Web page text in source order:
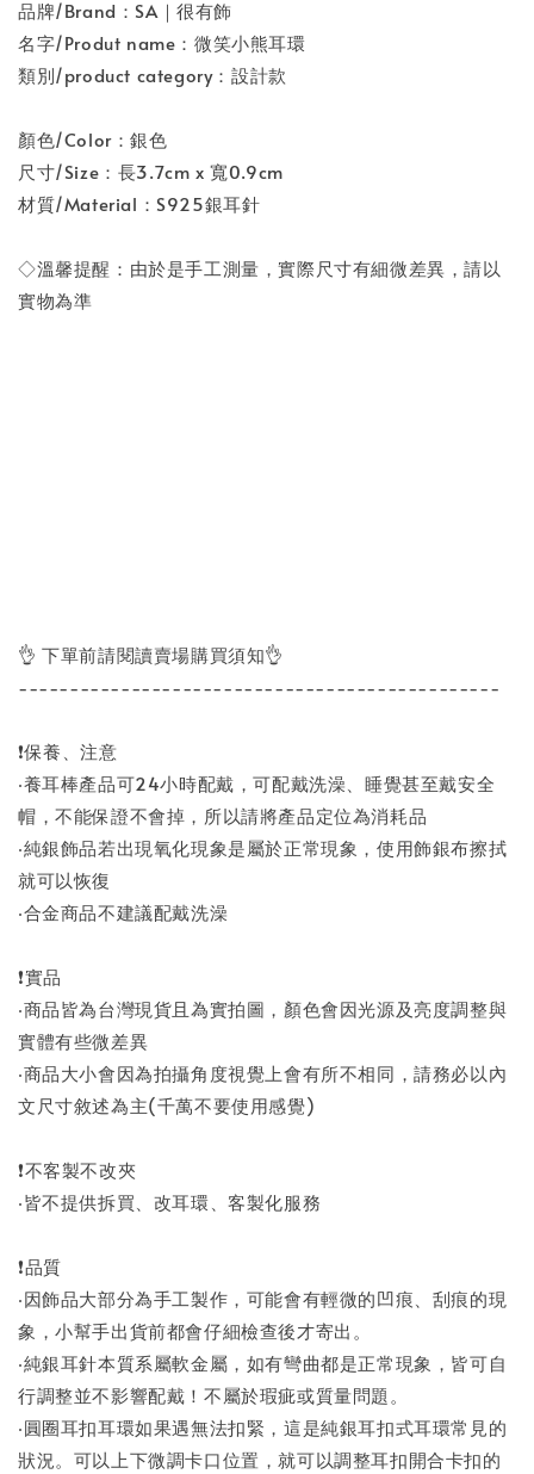
品牌/Brand：SA｜很有飾
名字/Produt name：微笑小熊耳環
類別/product category：設計款
顏色/Color：銀色
尺寸/Size：長3.7cm x 寬0.9cm
材質/Material：S925銀耳針
◇溫馨提醒：由於是手工測量，實際尺寸有細微差異，請以
實物為準
👌 下單前請閱讀賣場購買須知👌
-----------------------------------------------
❗保養、注意
‧養耳棒產品可24小時配戴，可配戴洗澡、睡覺甚至戴安全
帽，不能保證不會掉，所以請將產品定位為消耗品
‧純銀飾品若出現氧化現象是屬於正常現象，使用飾銀布擦拭
就可以恢復
‧合金商品不建議配戴洗澡
❗實品
‧商品皆為台灣現貨且為實拍圖，顏色會因光源及亮度調整與
實體有些微差異
‧商品大小會因為拍攝角度視覺上會有所不相同，請務必以內
文尺寸敘述為主(千萬不要使用感覺)
❗不客製不改夾
‧皆不提供拆買、改耳環、客製化服務
❗品質
‧因飾品大部分為手工製作，可能會有輕微的凹痕、刮痕的現
象，小幫手出貨前都會仔細檢查後才寄出。
‧純銀耳針本質系屬軟金屬，如有彎曲都是正常現象，皆可自
行調整並不影響配戴！不屬於瑕疵或質量問題。
‧圓圈耳扣耳環如果遇無法扣緊，這是純銀耳扣式耳環常見的
狀況。可以上下微調卡口位置，就可以調整耳扣開合卡扣的